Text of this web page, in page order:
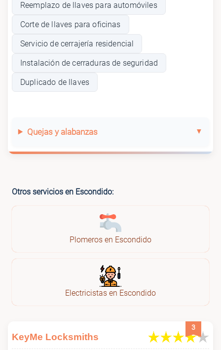
Reemplazo de llaves para automóviles
Corte de llaves para oficinas
Servicio de cerrajería residencial
Instalación de cerraduras de seguridad
Duplicado de llaves
Quejas y alabanzas
Otros servicios en Escondido:
Plomeros en Escondido
Electricistas en Escondido
3
KeyMe Locksmiths